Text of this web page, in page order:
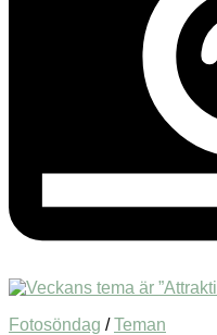
Fotosöndag /Teman